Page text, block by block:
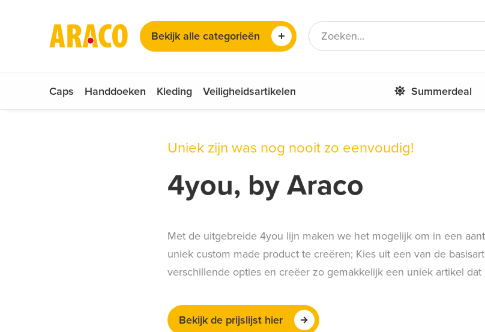
Bekijk alle categorieën
Zonnebrillen
Kies uw taal
Nederlands Duits Engels Frans
Caps Handdoeken Kleding Veiligheidsartikelen Summerdeal
Uniek zijn was nog nooit zo eenvoudig!
4you, by Araco
Met de uitgebreide 4you lijn maken we het mogelijk om in een
uniek custom made product te creëren; Kies uit een van de
verschillende opties en creëer zo gemakkelijk een uniek artikel dat
Bekijk de prijslijst hier